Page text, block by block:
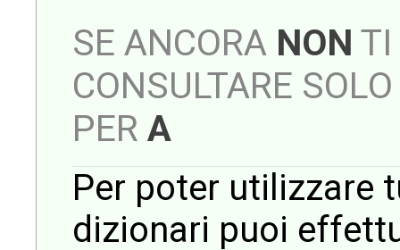
SE ANCORA NON TI
CONSULTARE
PER A
Per poter utilizzare
dizionari puoi